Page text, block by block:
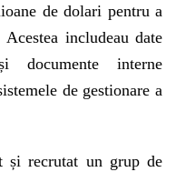
de dolari pentru a
includeau date
documente interne
de gestionare a
și recrutat un grup de